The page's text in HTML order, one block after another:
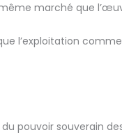
marché que
l’exploitation
pouvoir souverain